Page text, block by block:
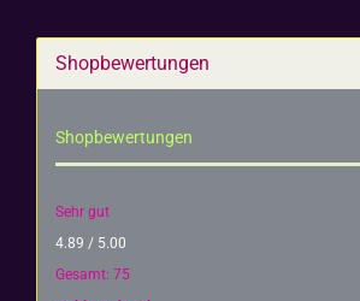
Shopbewertungen
Shopbewertungen
Sehr gut
4.89 / 5.00
Gesamt: 75